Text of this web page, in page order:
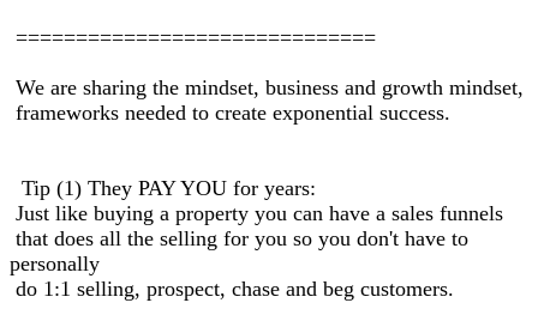
==============================
We are sharing the mindset, business and growth mindset,
frameworks needed to create exponential success.
Tip (1) They PAY YOU for years:
Just like buying a property you can have a sales funnels
that does all the selling for you so you don't have to
personally
do 1:1 selling, prospect, chase and beg customers.